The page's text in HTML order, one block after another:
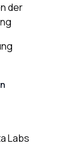
der
Labs